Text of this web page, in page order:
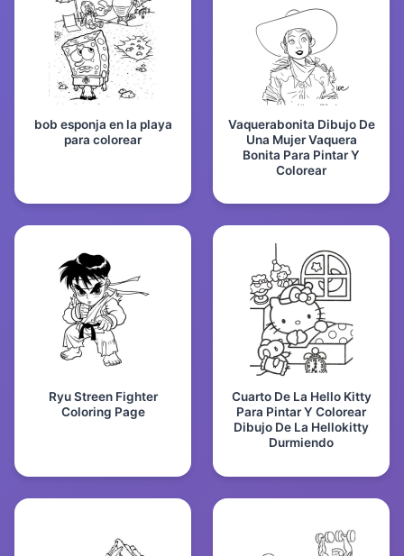
bob esponja en la playa
para colorear
Vaquerabonita Dibujo De
Una Mujer Vaquera
Bonita Para Pintar Y
Colorear
Ryu Streen Fighter
Coloring Page
Cuarto De La Hello Kitty
Para Pintar Y Colorear
Dibujo De La Hellokitty
Durmiendo